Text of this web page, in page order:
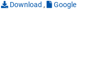
Download ,
Google